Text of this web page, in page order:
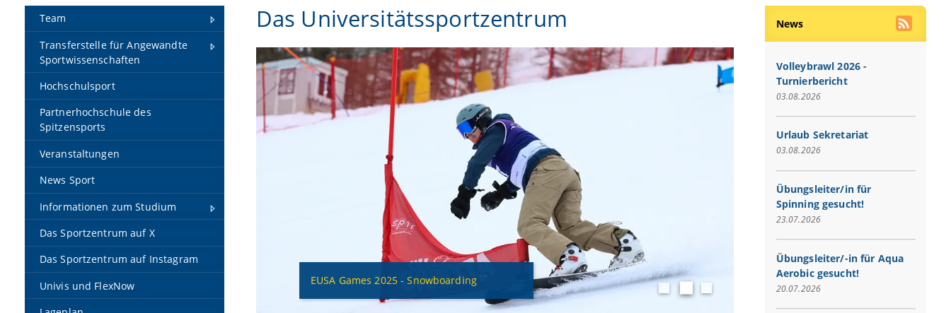
Team
Transferstelle für Angewandte
Sportwissenschaften
Hochschulsport
Partnerhochschule des
Spitzensports
Veranstaltungen
News Sport
Informationen zum Studium
Das Sportzentrum auf X
Das Sportzentrum auf Instagram
Univis und FlexNow
Das Universitätssportzentrum
EUSA Games 2025 - Snowboarding
Natascha Löffelmann
Hochschulsport
News
Volleybrawl 2026 -
Turnierbericht
03.08.2026
Urlaub Sekretariat
03.08.2026
Übungsleiter/in für
Spinning gesucht!
23.07.2026
Übungsleiter/-in für Aqua
Aerobic gesucht!
20.07.2026